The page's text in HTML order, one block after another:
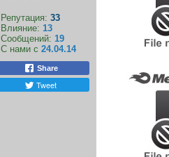
Репутация: 33
Влияние: 13
Сообщений: 19
С нами с 24.04.14
Share
Tweet